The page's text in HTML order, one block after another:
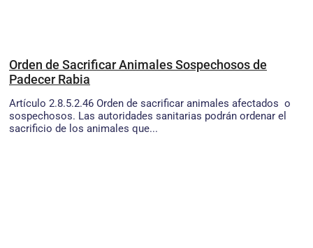
Orden de Sacrificar Animales Sospechosos de
Padecer Rabia
Artículo 2.8.5.2.46 Orden de sacrificar animales afectados o
sospechosos. Las autoridades sanitarias podrán ordenar el
sacrificio de los animales que...